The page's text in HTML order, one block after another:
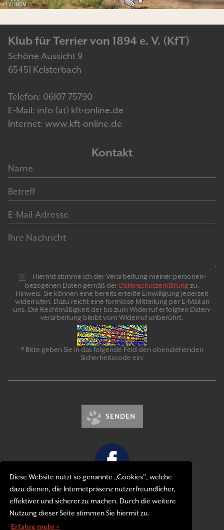
Diese Website nutzt so genannte „Cookies”, welche
dazu dienen, die Internetpräsenz nutzerfreundlicher,
effektiver und sicherer zu machen. Durch die weitere
Nutzung dieser Seite stimmen Sie hiermit zu.
Erfahre mehr »
Klub für Terrier von 1894 e. V. (KfT)
Schöne Aussicht 9
65451 Kelsterbach
Telefon: 06107 75790
E-Mail: info (at) kft-online.de
Internet: www.kft-online.de
Kontakt
Hiermit stimme ich der Verarbeitung meiner personen­
bezogenen Daten gemäß der Daten­schutz­er­klär­ung zu.
Hinweis: Sie können eine bereits erteilte Ein­willigung jeder­zeit
widerrufen. Dazu reicht eine formlose Mitteilung per E-Mail an
uns. Die Recht­mäßigkeit der bis zum Widerruf erfolgten Daten­
verarbeitung bleibt vom Wider­ruf un­be­rührt.
* Bitte geben Sie in das folgende Feld den obenstehenden
Sicherheitscode ein:
SENDEN
Impressum
Datenschutzerklärung